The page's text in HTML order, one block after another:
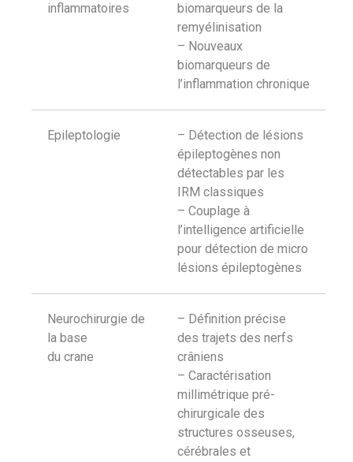
inflammatoires
biomarqueurs de la
remyélinisation
– Nouveaux
biomarqueurs de
l’inflammation chronique
Epileptologie
– Détection de lésions
épileptogènes non
détectables par les
IRM classiques
– Couplage à
l’intelligence artificielle
pour détection de micro
lésions épileptogènes
Neurochirurgie de
la base
du crane
– Définition précise
des trajets des nerfs
crâniens
– Caractérisation
millimétrique pré-
chirurgicale des
structures osseuses,
cérébrales et